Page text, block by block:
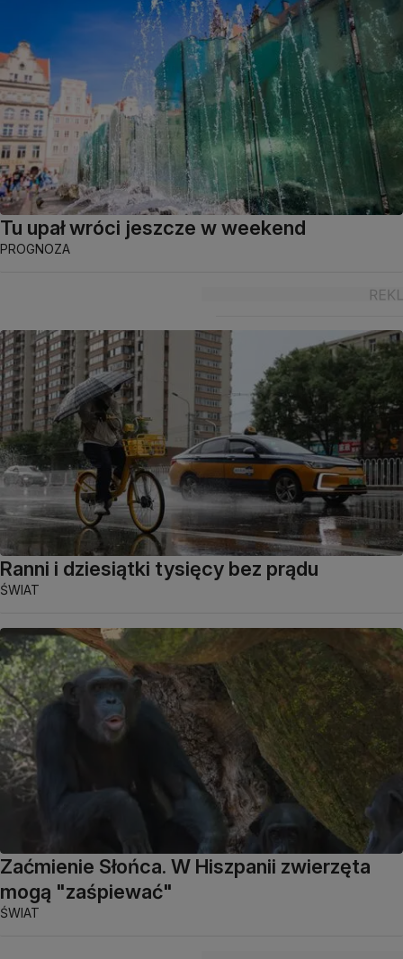
Tu upał wróci jeszcze w weekend
PROGNOZA
Ranni i dziesiątki tysięcy bez prądu
ŚWIAT
Zaćmienie Słońca. W Hiszpanii zwierzęta
mogą "zaśpiewać"
ŚWIAT